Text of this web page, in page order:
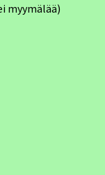
myymälää)